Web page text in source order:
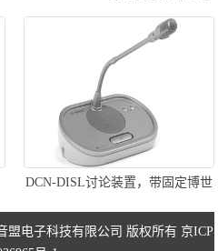
DCN-DISL讨论装置，带固定博世
话筒
盟电子科技有限公司 版权所有 京ICP